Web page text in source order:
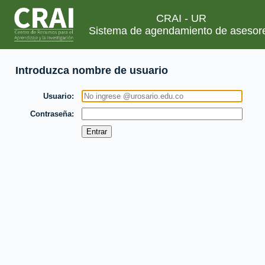
CRAI - UR
Sistema de agendamiento de
Introduzca nombre de usuario
Usuario
Contraseña